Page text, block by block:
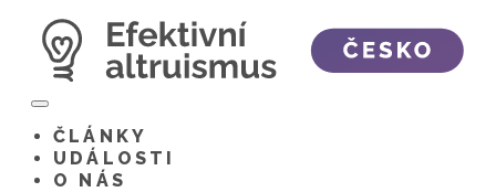
Menu
Toggle
ČLÁNKY
UDÁLOSTI
O NÁS